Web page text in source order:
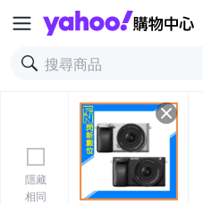
隱藏
相同